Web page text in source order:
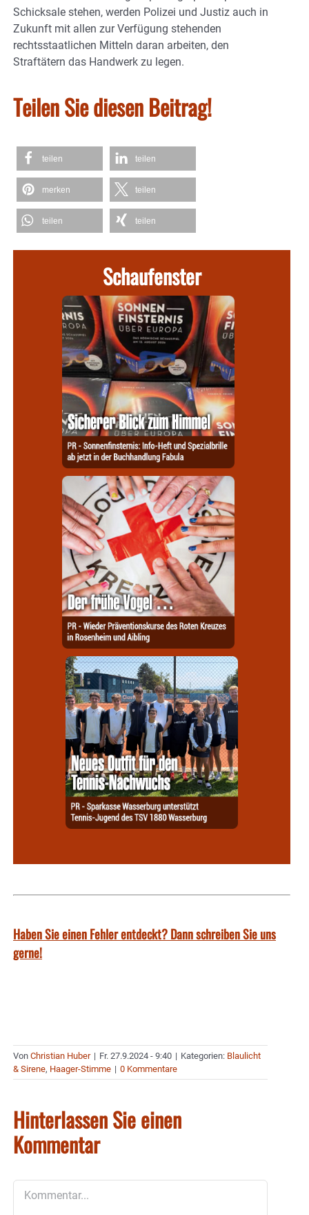
Schicksale stehen, werden Polizei und Justiz auch in
Zukunft mit allen zur Verfügung stehenden
rechtsstaatlichen Mitteln daran arbeiten, den
Straftätern das Handwerk zu legen.
Teilen Sie diesen Beitrag!
teilen teilen
merken teilen
teilen teilen
Schaufenster
Haben Sie einen Fehler entdeckt? Dann schreiben Sie uns
gerne!
Von Christian Huber | Fr. 27.9.2024 - 9:40 | Kategorien: Blaulicht
& Sirene, Haager-Stimme | 0 Kommentare
Hinterlassen Sie einen
Kommentar